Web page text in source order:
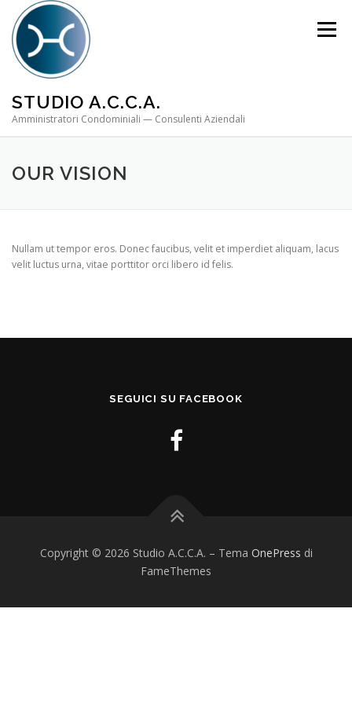
Passa al contenuto
STUDIO A.C.C.A.
Amministratori Condominiali — Consulenti Aziendali
Menù
OUR VISION
Nullam ut tempor eros. Donec faucibus, velit et imperdiet aliquam, lacus
velit luctus urna, vitae porttitor orci libero id felis.
SEGUICI SU FACEBOOK
Copyright © 2026 Studio A.C.C.A. – Tema OnePress di
FameThemes